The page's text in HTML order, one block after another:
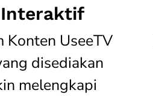
Interaktif
Konten UseeTV
disediakan
melengkapi